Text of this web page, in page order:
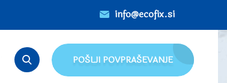
info@ecofix.si
POŠLJI POVPRAŠEVANJE